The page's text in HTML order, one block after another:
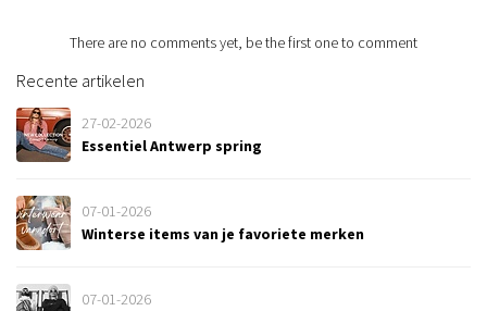
There are no comments yet, be the first one to comment
Recente artikelen
27-02-2026
Essentiel Antwerp spring
07-01-2026
Winterse items van je favoriete merken
07-01-2026